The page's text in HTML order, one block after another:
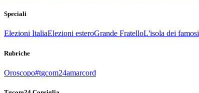
Speciali
Elezioni ItaliaElezioni esteroGrande FratelloL'isola dei famosi
Rubriche
Oroscopo#tgcom24amarcord